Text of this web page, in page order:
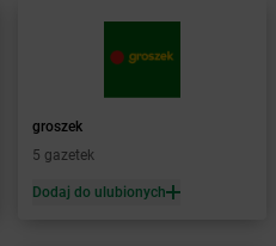
groszek
5 gazetek
Dodaj do ulubionych